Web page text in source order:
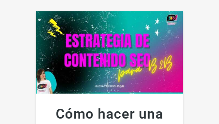
Cómo hacer una